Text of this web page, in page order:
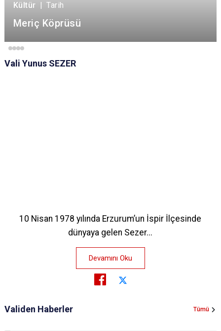
Kültür Tarih
Meriç Köprüsü
Vali Yunus SEZER
10 Nisan 1978 yılında Erzurum’un İspir İlçesinde
dünyaya gelen Sezer...
Devamını Oku
Validen Haberler Tümü